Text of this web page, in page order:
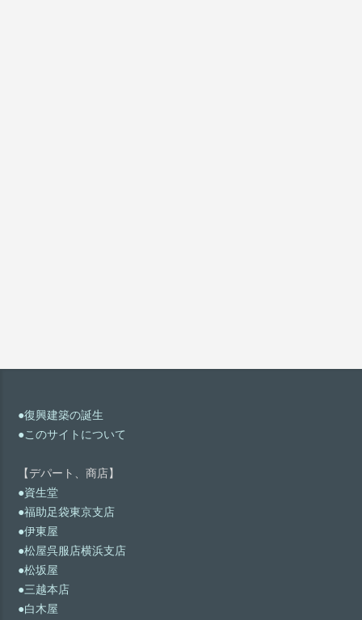
●復興建築の誕生
●このサイトについて
【デパート、商店】
●資生堂
●福助足袋東京支店
●伊東屋
●松屋呉服店横浜支店
●松坂屋
●三越本店
●白木屋